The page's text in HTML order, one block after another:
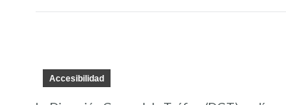
Accesibilidad